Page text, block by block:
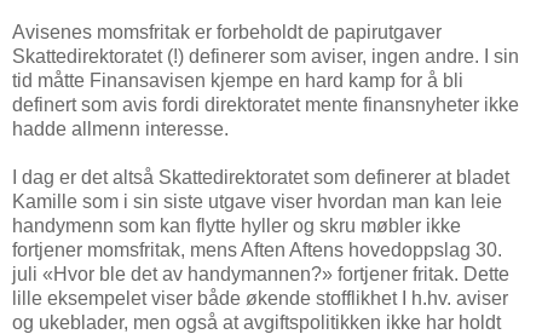
Avisenes momsfritak er forbeholdt de papirutgaver
Skattedirektoratet (!) definerer som aviser, ingen andre. I sin
tid måtte Finansavisen kjempe en hard kamp for å bli
definert som avis fordi direktoratet mente finansnyheter ikke
hadde allmenn interesse.
I dag er det altså Skattedirektoratet som definerer at bladet
Kamille som i sin siste utgave viser hvordan man kan leie
handymenn som kan flytte hyller og skru møbler ikke
fortjener momsfritak, mens Aften Aftens hovedoppslag 30.
juli «Hvor ble det av handymannen?» fortjener fritak. Dette
lille eksempelet viser både økende stofflikhet I h.hv. aviser
og ukeblader, men også at avgiftspolitikken ikke har holdt